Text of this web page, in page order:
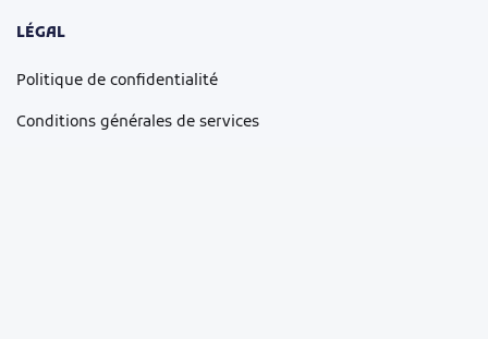
LÉGAL
Politique de confidentialité
Conditions générales de services